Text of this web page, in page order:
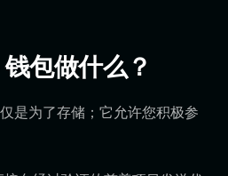
包做什么？
是为了存储；它允许您积极参